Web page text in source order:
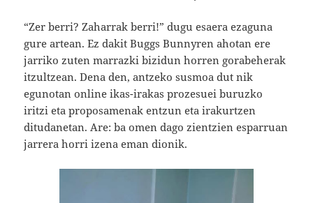
“Zer berri? Zaharrak berri!” dugu esaera ezaguna
gure artean. Ez dakit Buggs Bunnyren ahotan ere
jarriko zuten marrazki bizidun horren gorabeherak
itzultzean. Dena den, antzeko susmoa dut nik
egunotan online ikas-irakas prozesuei buruzko
iritzi eta proposamenak entzun eta irakurtzen
ditudanetan. Are: ba omen dago zientzien esparruan
jarrera horri izena eman dionik.